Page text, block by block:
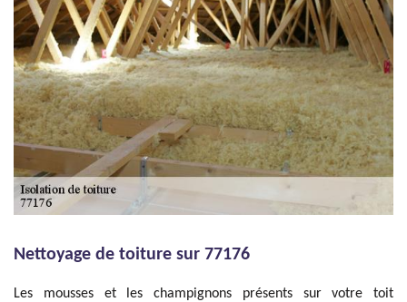
Nettoyage de toiture sur 77176
Les mousses et les champignons présents sur votre toit